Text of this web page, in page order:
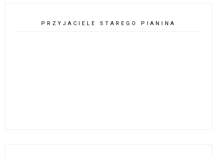
PRZYJACIELE STAREGO PIANINA